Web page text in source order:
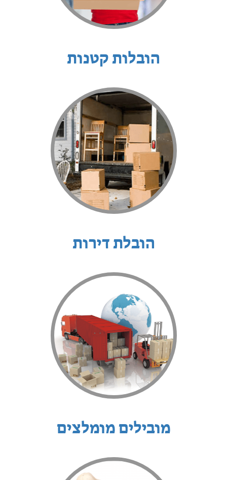
הובלות קטנות
הובלת דירות
מובילים מומלצים